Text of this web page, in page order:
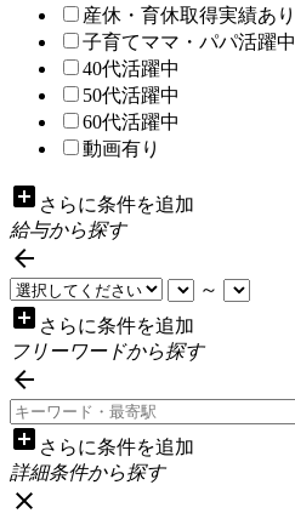
産休・育休取得実績あり
子育てママ・パパ活躍中
40代活躍中
50代活躍中
60代活躍中
動画有り
add_box さらに条件を追加
給与から探す

～
add_box さらに条件を追加
フリーワードから探す

add_box さらに条件を追加
詳細条件から探す
close